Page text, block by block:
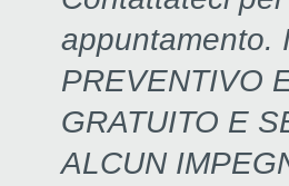
appuntamento.
PREVENTIVO
GRATUITO E
ALCUN